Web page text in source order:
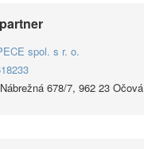
spol. s r. o.
Nábrežná 678/7, 962 23 Očová